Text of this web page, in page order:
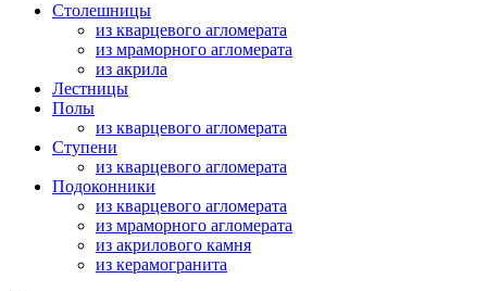
Столешницы
из кварцевого агломерата
из мраморного агломерата
из акрила
Лестницы
Полы
из кварцевого агломерата
Ступени
из кварцевого агломерата
Подоконники
из кварцевого агломерата
из мраморного агломерата
из акрилового камня
из керамогранита